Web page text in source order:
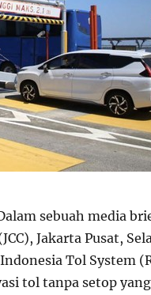
sebuah media
Jakarta Pusat,
Tol System
tol tanpa setop